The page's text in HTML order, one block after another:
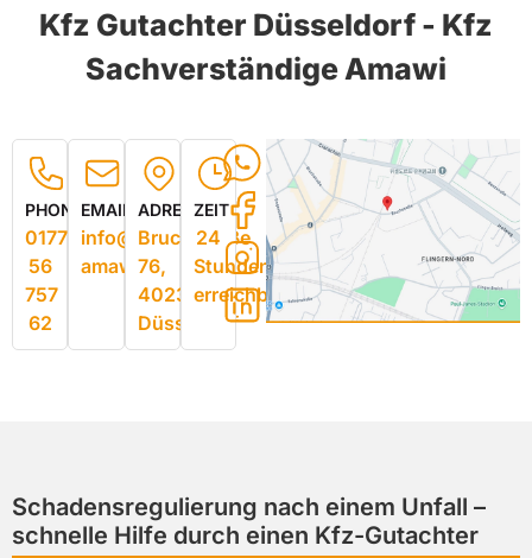
Kfz Gutachter Düsse ldorf - Kfz
Sachverständige Amawi
PHONE
0177
56
757
62
EMAIL
info@gutachten-
amawi.de
ADRESSE
Bruchstraße
76,
40235
Düsseldorf
ZEIT
24
Stunden
erreichbar
Schadensregulierung nach einem Unfall –
schnelle Hilfe durch einen Kfz-Gutachter